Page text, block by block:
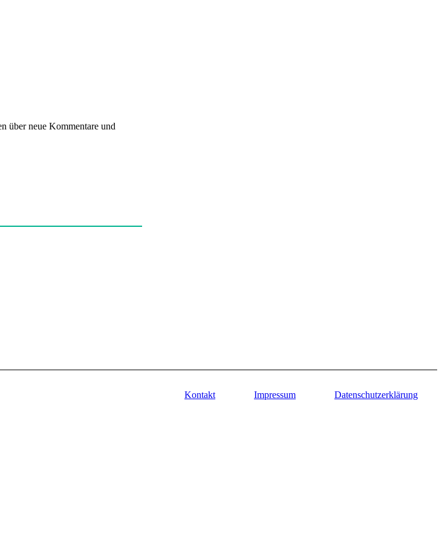
über neue Kommentare und
Kontakt Impressum Datenschutzerklärung